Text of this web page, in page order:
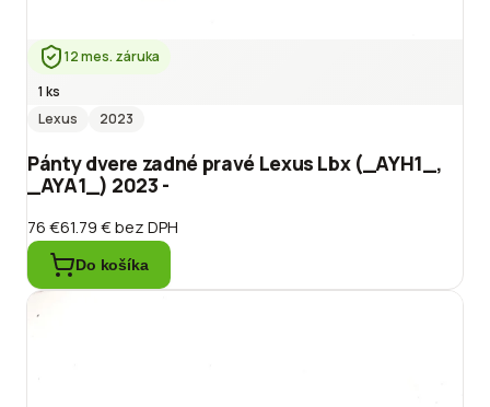
12 mes. záruka
1 ks
Lexus
2023
Pánty dvere zadné pravé Lexus Lbx (_AYH1_,
_AYA1_) 2023 -
76 €61.79 €bez DPH
Do košíka